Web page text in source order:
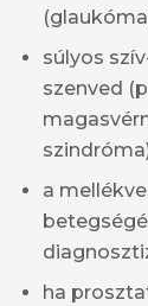
súlyos
szenved
a
ha